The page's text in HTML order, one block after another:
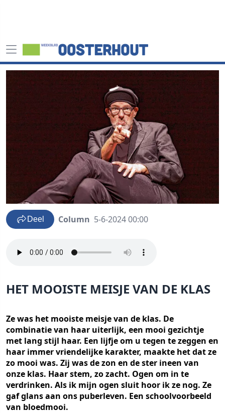
Deel Column 5-6-2024 00:00
HET MOOISTE MEISJE VAN DE KLAS
Ze was het mooiste meisje van de klas. De
combinatie van haar uiterlijk, een mooi gezichtje
met lang stijl haar. Een lijfje om u tegen te zeggen en
haar immer vriendelijke karakter, maakte het dat ze
zo mooi was. Zij was de zon en de ster ineen van
onze klas. Haar stem, zo zacht. Ogen om in te
verdrinken. Als ik mijn ogen sluit hoor ik ze nog. Ze
gaf glans aan ons puberleven. Een schoolvoorbeeld
van bloedmooi.